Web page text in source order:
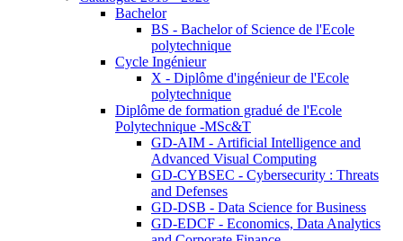
Bachelor
BS - Bachelor of Science de l'Ecole
polytechnique
Cycle Ingénieur
X - Diplôme d'ingénieur de l'Ecole
polytechnique
Diplôme de formation gradué de l'Ecole
Polytechnique -MSc&T
GD-AIM - Artificial Intelligence and
Advanced Visual Computing
GD-CYBSEC - Cybersecurity : Threats
and Defenses
GD-DSB - Data Science for Business
GD-EDCF - Economics, Data Analytics